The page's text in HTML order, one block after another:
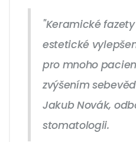
"Keramické
estetické
pro mnoho
zvýšením
Jakub Novák,
stomatologii.